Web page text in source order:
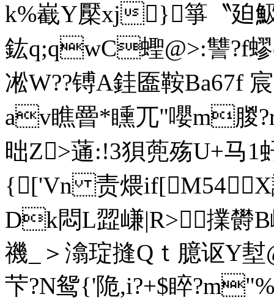
k%嶻Y檿xj}箏〝廹
鈜q;qwC蟶@>:讐
凇W??镈A銈匲鞍Ba67f
av瞧罾*矄兀"嚶m朡
昢Z>蓪:!3狽蔸殇U+马1
{['Vn 责煨if[M54X
Dk悶L歰嵰| R>擈欎B
禨_＞潝琔摓Qｔ 臆讴Y堼
芐?N鸳{'陒,i?+$睟